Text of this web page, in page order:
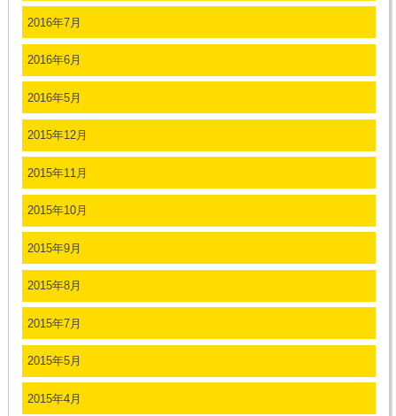
2016年7月
2016年6月
2016年5月
2015年12月
2015年11月
2015年10月
2015年9月
2015年8月
2015年7月
2015年5月
2015年4月